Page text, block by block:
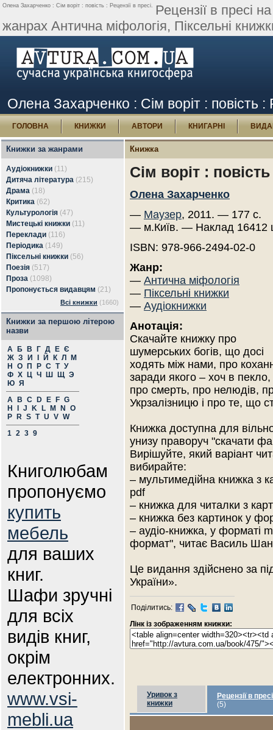
Олена Захарченко : Сім воріт : повість : Рецензії в пресі. Рецензії в пресі
жанрах Антична міфологія, Піксельні
Олена Захарченко : Сім воріт : повість :
ГОЛОВНА КНИЖКИ АВТОРИ КНИГАРНІ
Книжки за жанрами
Аудіокнижки (11)
Дитяча література (215)
Драма (18)
Критика (62)
Культурологія (47)
Мистецькі книжки (11)
Переклади (116)
Періодика (149)
Піксельні книжки (56)
Поезія (517)
Проза (1098)
Пропонується видавцям (21)
Всі книжки (1660)
Книжки за першою літерою
назви
А Б В Г Д Е Є
Ж З И Й К Л
М
Н
О П Р С Т У
Ф Х Ц Ч Ш Щ Э
Ю Я
A
B C D E F G
H
J K L M N
O
P
R S T U V W
1 2 3 9
Книголюбам
пропонуємо
купить
мебель
для ваших
книг.
Шафи зручні
для всіх
видів книг,
окрім
електронних.
www.vsi-
mebli.ua
Книжка
Сім воріт : повість
Олена Захарченко
— Маузер, 2011. — 177 с.
— м.Київ. — Наклад 16412
ISBN: 978-966-2494-02-0
Жанр:
— Антична міфологія
— Піксельні книжки
— Аудіокнижки
Анотація:
Скачайте книжку про
шумерських богів, що досі
ходять між нами, про
заради якого – хоч в пекло,
про смерть, про нелюдів,
Укрзалізницю і про те, що
Книжка доступна для
унизу праворуч "скачати
Вирішуйте, який варіант
вибирайте:
– мультимедійна книжка з
pdf
– книжка для читалки з
– книжка без картинок у
– аудіо-книжка, у форматі
формат", читає Василь
Це видання здійснено за
України».
Поділитись:
Лінк із зображенням книжки:
Уривок з
книжки
Рецензії в пресі
(5)